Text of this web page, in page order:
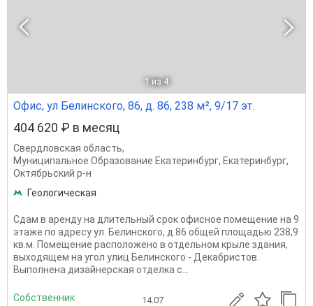
1 из 4
Офис, ул Белинского, 86, д. 86, 238 м², 9/17 эт.
404 620 ₽ в месяц
Свердловская область,
Муниципальное Образование Екатеринбург, Екатеринбург,
Октябрьский р-н
Геологическая
Сдам в аренду на длительный срок офисное помещение на 9
этаже по адресу ул. Белинского, д.86 общей площадью 238,9
кв.м. Помещение расположено в отдельном крыле здания,
выходящем на угол улиц Белинского - Декабристов.
Выполнена дизайнерская отделка с...
Собственник 14.07